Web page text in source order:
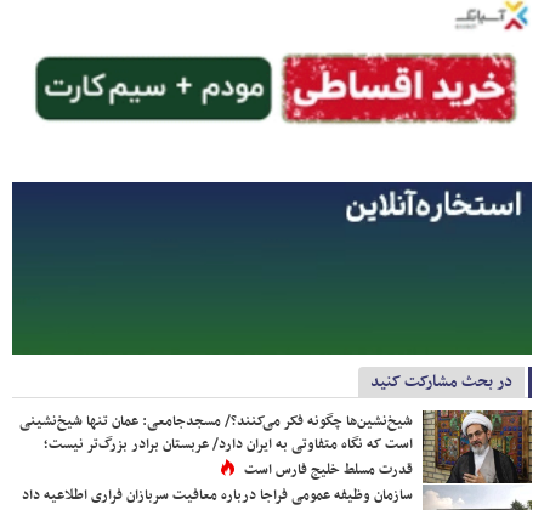
در بحث مشارکت کنید
شیخ‌نشین‌ها چگونه فکر می‌کنند؟/ مسجدجامعی: عمان تنها شیخ‌نشینی
است که نگاه متفاوتی به ایران دارد/ عربستان برادر بزرگ‌تر نیست؛
قدرت مسلط خلیج فارس است
سازمان وظیفه عمومی فراجا درباره معافیت سربازان فراری اطلاعیه داد